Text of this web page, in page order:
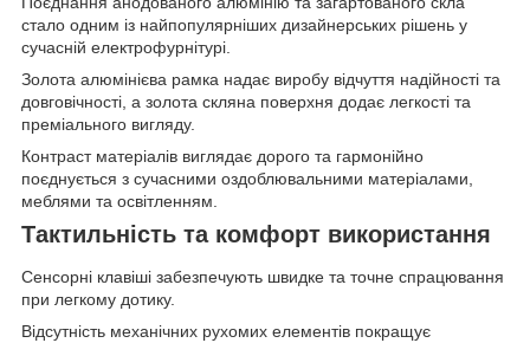
стало одним із найпопулярніших дизайнерських рішень у
сучасній електрофурнітурі.
Золота алюмінієва рамка надає виробу відчуття надійності та
довговічності, а золота скляна поверхня додає легкості та
преміального вигляду.
Контраст матеріалів виглядає дорого та гармонійно
поєднується з сучасними оздоблювальними матеріалами,
меблями та освітленням.
Тактильність та комфорт використання
Сенсорні клавіші забезпечують швидке та точне спрацювання
при легкому дотику.
Відсутність механічних рухомих елементів покращує